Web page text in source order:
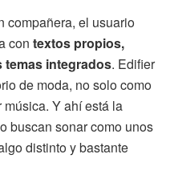
compañera, el usuario
con textos propios,
temas integrados. Edifier
de moda, no solo como
Y ahí está la
buscan sonar como unos
distinto y bastante